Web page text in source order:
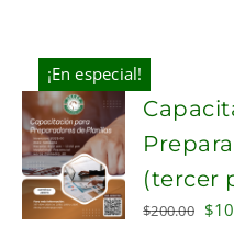
¡En especial!
ADD TO
CART
(tercer
$200.00 $